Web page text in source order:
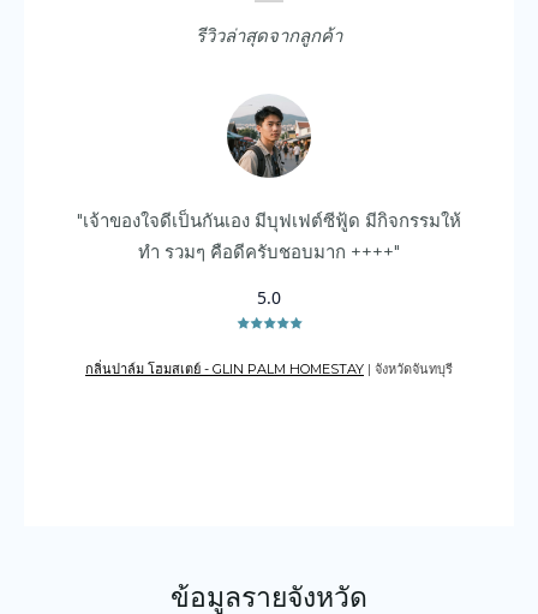
รีวิวล่าสุดจากลูกค้า
"เจ้าของใจดีเป็นกันเอง มีบุฟเฟต์ซีฟู้ด มีกิจกรรมให้
ทำ รวมๆ คือดีครับชอบมาก ++++"
5.0
กลิ่นปาล์ม โฮมสเตย์ - GLIN PALM HOMESTAY | จังหวัดจันทบุรี
ข้อมูลรายจังหวัด